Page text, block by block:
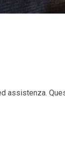
assistenza.